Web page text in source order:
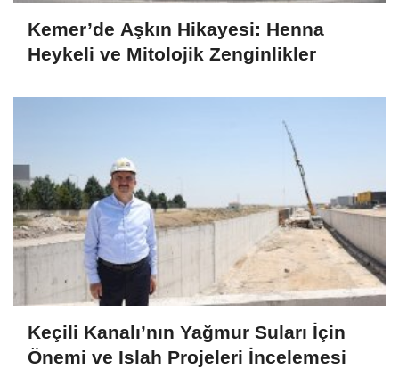
Kemer’de Aşkın Hikayesi: Henna
Heykeli ve Mitolojik Zenginlikler
Keçili Kanalı’nın Yağmur Suları İçin
Önemi ve Islah Projeleri İncelemesi